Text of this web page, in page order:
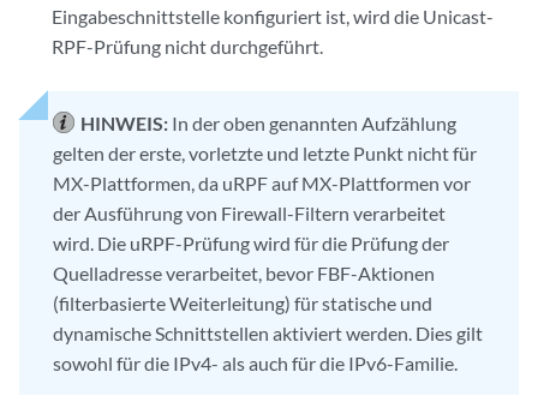
Eingabeschnittstelle konfiguriert ist, wird die Unicast-
RPF-Prüfung nicht durchgeführt.
HINWEIS: In der oben genannten Aufzählung
gelten der erste, vorletzte und letzte Punkt nicht für
MX-Plattformen, da uRPF auf MX-Plattformen vor
der Ausführung von Firewall-Filtern verarbeitet
wird. Die uRPF-Prüfung wird für die Prüfung der
Quelladresse verarbeitet, bevor FBF-Aktionen
(filterbasierte Weiterleitung) für statische und
dynamische Schnittstellen aktiviert werden. Dies gilt
sowohl für die IPv4- als auch für die IPv6-Familie.